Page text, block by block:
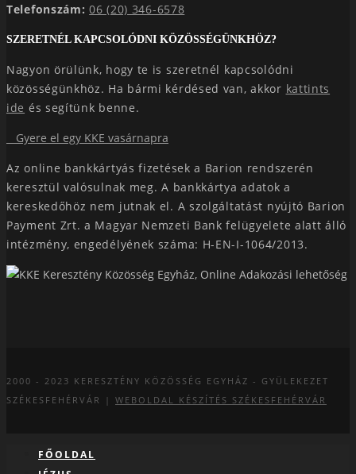
Telefonszám: 06 (20) 346-6578
SZERETNÉL KAPCSOLÓDNI KÖZÖSSÉGÜNKHÖZ?
Nagyon örülünk, hogy te is szeretnél kapcsolódni
közösségünkhöz. Ha bármi kérdésed van, akkor kattints
ide és segítünk benne.
Gyere el egy KKE vasárnapra
Az online bankkártyás fizetések a Barion rendszerén
keresztül valósulnak meg. A bankkártya adatok a
kereskedőhöz nem jutnak el. A szolgáltatást nyújtó Barion
Payment Zrt. a Magyar Nemzeti Bank felügyelete alatt álló
intézmény, engedélyének száma: H-EN-I-1064/2013.
2000 - 2023 KERESZTÉNY KÖZÖSSÉG EGYHÁZ - GYÜLEKEZET
SZÉKESFEHÉRVÁR | WEBOLDAL KÉSZÍTÉS SZÉKESFEHÉRVÁR
FŐOLDAL